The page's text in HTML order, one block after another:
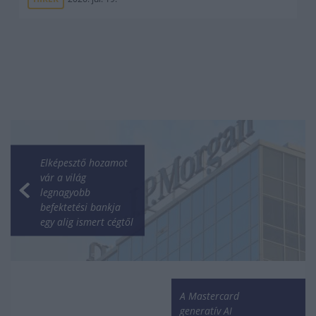
Elképesztő hozamot
vár a világ
legnagyobb
befektetési bankja
egy alig ismert cégtől
A Mastercard
generatív AI